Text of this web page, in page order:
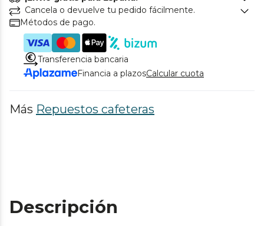
Cancela o devuelve tu pedido fácilmente.
Métodos de pago.
Transferencia bancaria
Financia a plazosCalcular cuota
Más Repuestos cafeteras
Descripción